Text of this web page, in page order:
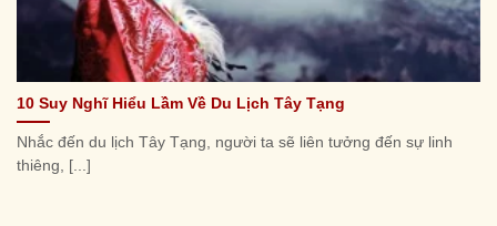
10 Suy Nghĩ Hiểu Lầm Về Du Lịch Tây Tạng
Nhắc đến du lịch Tây Tạng, người ta sẽ liên tưởng đến sự linh
thiêng, [...]